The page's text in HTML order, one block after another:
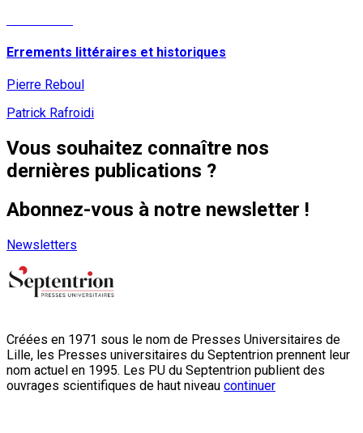
Errements littéraires et historiques
Pierre Reboul
Patrick Rafroidi
Vous souhaitez connaître nos
dernières publications ?
Abonnez-vous à notre newsletter !
Newsletters
Créées en 1971 sous le nom de Presses Universitaires de
Lille, les Presses universitaires du Septentrion prennent leur
nom actuel en 1995. Les PU du Septentrion publient des
ouvrages scientifiques de haut niveau continuer